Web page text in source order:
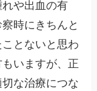
や出血の有
時にきちんと
とないと思わ
いますが、正
な治療につな